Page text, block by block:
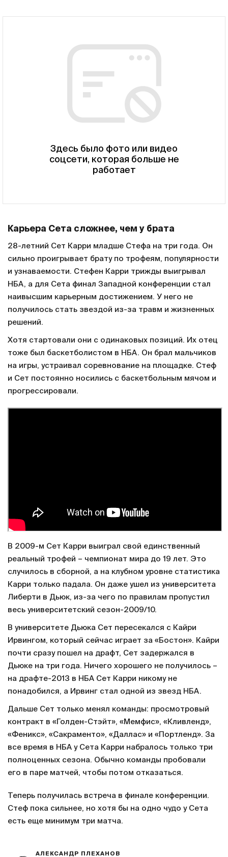
Здесь было фото или видео
соцсети, которая больше не
работает
Карьера Сета сложнее, чем у брата
28-летний Сет Карри младше Стефа на три года. Он
сильно проигрывает брату по трофеям, популярности
и узнаваемости. Стефен Карри трижды выигрывал
НБА, а для Сета финал Западной конференции стал
наивысшим карьерным достижением. У него не
получилось стать звездой из-за травм и жизненных
решений.
Хотя стартовали они с одинаковых позиций. Их отец
тоже был баскетболистом в НБА. Он брал мальчиков
на игры, устраивал соревнование на площадке. Стеф
и Сет постоянно носились с баскетбольным мячом и
прогрессировали.
В 2009-м Сет Карри выиграл свой единственный
реальный трофей – чемпионат мира до 19 лет. Это
случилось в сборной, а на клубном уровне статистика
Карри только падала. Он даже ушел из университета
Либерти в Дьюк, из-за чего по правилам пропустил
весь университетский сезон-2009/10.
В университете Дьюка Сет пересекался с Кайри
Ирвингом, который сейчас играет за «Бостон». Кайри
почти сразу пошел на драфт, Сет задержался в
Дьюке на три года. Ничего хорошего не получилось –
на драфте-2013 в НБА Сет Карри никому не
понадобился, а Ирвинг стал одной из звезд НБА.
Дальше Сет только менял команды: просмотровый
контракт в «Голден-Стэйт», «Мемфис», «Кливленд»,
«Феникс», «Сакраменто», «Даллас» и «Портленд». За
все время в НБА у Сета Карри набралось только три
полноценных сезона. Обычно команды пробовали
его в паре матчей, чтобы потом отказаться.
Теперь получилась встреча в финале конференции.
Стеф пока сильнее, но хотя бы на одно чудо у Сета
есть еще минимум три матча.
АЛЕКСАНДР ПЛЕХАНОВ